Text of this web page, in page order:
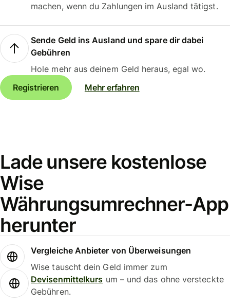
machen, wenn du Zahlungen im Ausland tätigst.
Sende Geld ins Ausland und spare dir dabei
Gebühren
Hole mehr aus deinem Geld heraus, egal wo.
Registrieren
Mehr erfahren
Lade unsere kostenlose
Wise
Währungsumrechner-App
herunter
Vergleiche Anbieter von Überweisungen
Wise tauscht dein Geld immer zum
Devisenmittelkurs um – und das ohne versteckte
Gebühren.